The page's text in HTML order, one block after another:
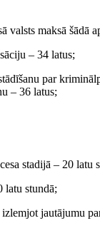
valsts maksā šādā
– 34 latus;
par
– 36 latus;
stadijā – 20 latu
latu stundā;
jautājumu